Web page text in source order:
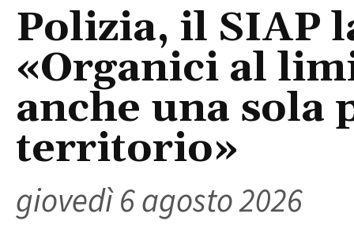
Polizia, il SIAP
«Organici al
anche una sola
territorio»
giovedì 6 agosto 2026